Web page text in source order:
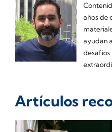
años de
ayudan
desafíos
Artículos